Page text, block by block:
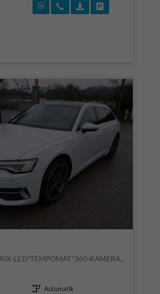
Rückruf vereinbaren
Wir rufen Sie an
Fahrzeugexposé
40TDI*NAVI*MATRIX-LED*TEMPOMAT*360-KAMERA*PDC*KEYLESS-GO*19-ZOLL
Getriebe Automatik